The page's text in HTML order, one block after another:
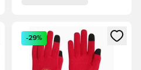
kot član
Odpre Modal za prijavo ali
-29%